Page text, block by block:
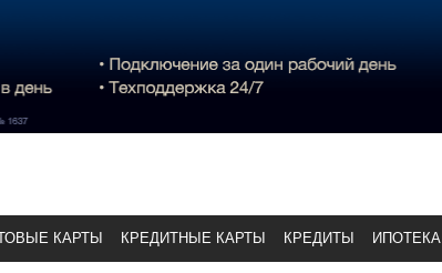
КАРТЫ КРЕДИТНЫЕ КАРТЫ КРЕДИТЫ ИПОТЕКА